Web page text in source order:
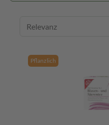
Pflanzlich